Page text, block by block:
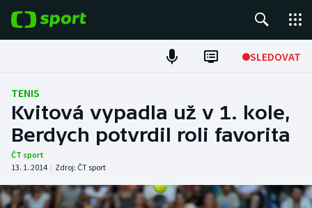
SLEDOVAT
Fotbal
Hokej
Tenis
Atletika
TENIS
Kvitová vypadla už v 1. kole,
Berdych potvrdil roli favorita
ČT sport
13. 1. 2014 | Zdroj: ČT sport